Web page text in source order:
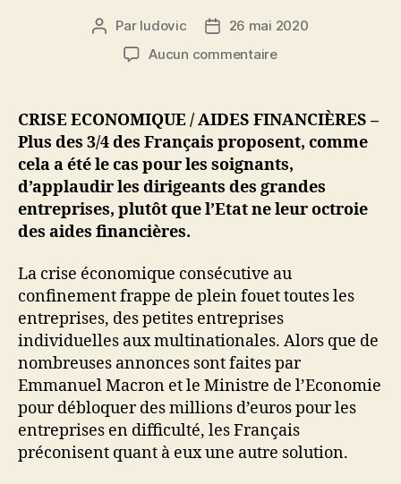
Auteur
l’article
Par ludovic
Date26 mai 2020
Aucun commentairesur
entreprises
les
3/4
des
Français
plutôt
qu’une
financière
de
l’Etat
CRISE ECONOMIQUE / AIDES FINANCIÈRES –
Plus des 3/4 des Français proposent, comme
cela a été le cas pour les soignants,
d’applaudir les dirigeants des grandes
entreprises, plutôt que l’Etat ne leur octroie
des aides financières.
La crise économique consécutive au
confinement frappe de plein fouet toutes les
entreprises, des petites entreprises
individuelles aux multinationales. Alors que de
nombreuses annonces sont faites par
Emmanuel Macron et le Ministre de l’Economie
pour débloquer des millions d’euros pour les
entreprises en difficulté, les Français
préconisent quant à eux une autre solution.